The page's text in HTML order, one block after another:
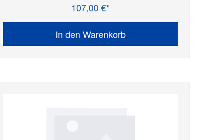
107,00 €*
In den Warenkorb